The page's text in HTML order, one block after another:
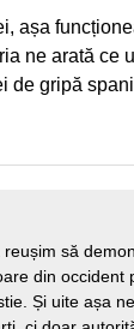
așa
ne arată ce
de gripă
reușim să
din occident
Și uite așa